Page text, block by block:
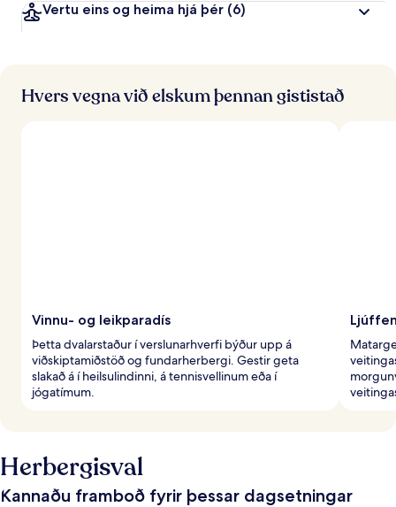
r
r
ð
Vertu eins og heima hjá þér (6)
Hvers vegna við elskum þennan gististað
Vinnu- og leikparadís
Þetta dvalarstaður í verslunarhverfi býður upp á
viðskiptamiðstöð og fundarherbergi. Gestir geta
slakað á í heilsulindinni, á tennisvellinum eða í
jógatímum.
Herbergisval
Kannaðu framboð fyrir þessar dagsetningar